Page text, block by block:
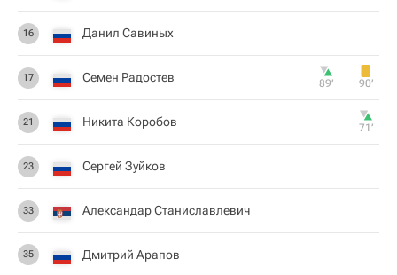
16 Данил Савиных
17 Семен Радостев 89‎’‎ 90‎’‎
21 Никита Коробов 71‎’‎
23 Сергей Зуйков
33 Александар Станиславлевич
35 Дмитрий Арапов